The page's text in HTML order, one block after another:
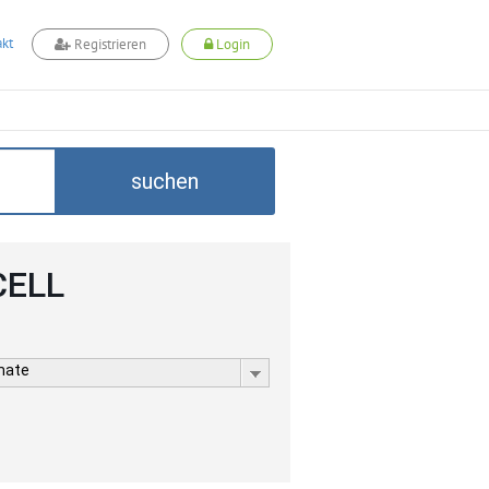
Registrieren Login
suchen